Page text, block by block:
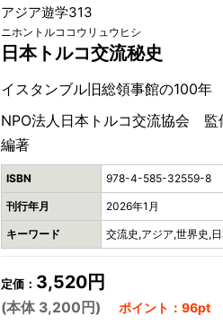
アジア遊学313
ニホントルココウリュウヒシ
日本トルコ交流秘史
イスタンブル旧総領事館の100年
NPO法人日本トルコ交流協会
編著
ISBN 978-4-585-32559-8
刊行年月 2026年1月
キーワード 交流史,アジア,世界史,
定価： 3,520円
(本体 3,200円) ポイント：96pt